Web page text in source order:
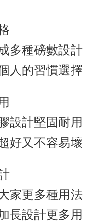
多種磅數設計
人的習慣選擇
設計堅固耐用
好又不容易壞
家更多種用法
長設計更多用